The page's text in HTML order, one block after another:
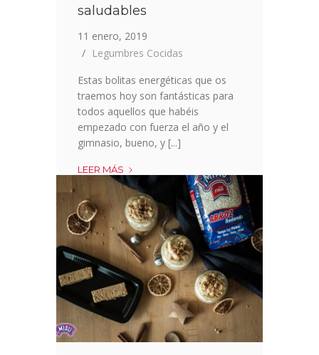
saludables
11 enero, 2019
Legumbres Cocidas
Estas bolitas energéticas que os
traemos hoy son fantásticas para
todos aquellos que habéis
empezado con fuerza el año y el
gimnasio, bueno, y [...]
LEER MÁS
ENERGÉTICAS
SALUDABLES